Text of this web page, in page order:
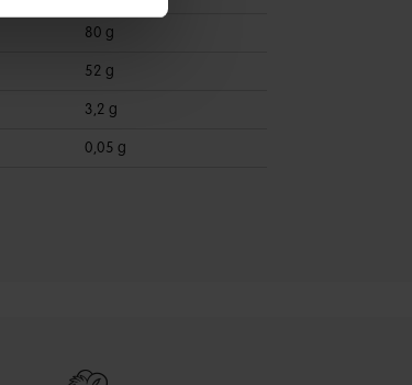
80 g
52 g
3,2 g
0,05 g